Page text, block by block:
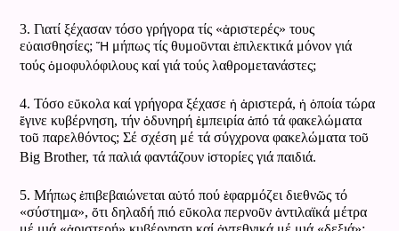
3. Γιατί ξέχασαν τόσο γρήγορα τίς «ἀριστερές» τους
εὐαισθησίες;Ἤ μήπως τίς θυμοῦνταιἐπιλεκτικά μόνον γιά
τούςὁμοφυλόφιλους καί γιά τούς λαθρομετανάστες;
4. Τόσο εὔκολα καί γρήγορα ξέχασεἡ ἀριστερά,ἡ ὁποία τώρα
ἔγινε κυβέρνηση, τήνὀδυνηρήἐμπειρίαἀπό τά φακελώματα
τοῦ παρελθόντος; Σέ σχέση μέ τά σύγχρονα φακελώματα τοῦ
Big Brother, τά παλιά φαντάζουν ἱστορίες γιά παιδιά.
5. Μήπωςἐπιβεβαιώνεται αὐτό πούἐφαρμόζει διεθνῶς τό
«σύστημα»,ὅτι δηλαδή πιό εὔκολα περνoῦνἀντιλαϊκά μέτρα